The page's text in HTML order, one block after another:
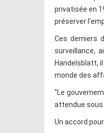
privatisée en
préserver
Ces derniers
surveillance,
Handelsblatt,
monde des
"Le
attendue sous
Un accord